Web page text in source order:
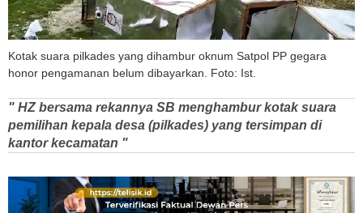
Kotak suara pilkades yang dihambur oknum Satpol PP gegara
honor pengamanan belum dibayarkan. Foto: Ist.
" HZ bersama rekannya SB menghambur kotak suara
pemilihan kepala desa (pilkades) yang tersimpan di
kantor kecamatan "